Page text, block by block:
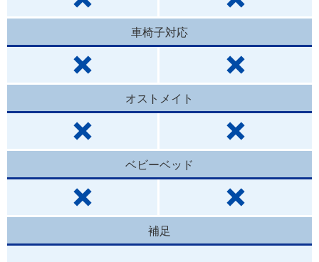
車椅子対応
オストメイト
ベビーベッド
補足